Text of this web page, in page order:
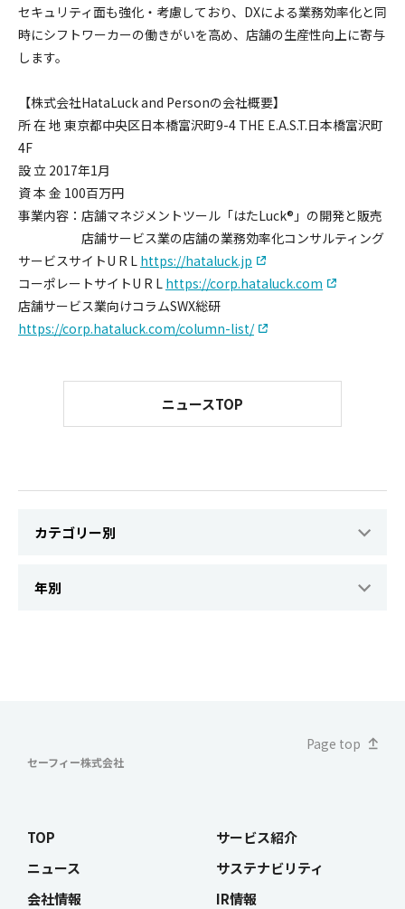
セキュリティ面も強化・考慮しており、DXによる業務効率化と同
時にシフトワーカーの働きがいを高め、店舗の生産性向上に寄与
します。
【株式会社HataLuck and Personの会社概要】
所 在 地 東京都中央区日本橋富沢町9-4 THE E.A.S.T.日本橋富沢町
4F
設 立 2017年1月
資 本 金 100百万円
事業内容： 店舗マネジメントツール「はたLuck®︎」の開発と販売
店舗サービス業の店舗の業務効率化コンサルティング
サービスサイトU R L https://hataluck.jp
コーポレートサイトU R L https://corp.hataluck.com
店舗サービス業向けコラムSWX総研
https://corp.hataluck.com/column-list/
ニュースTOP
セーフィー株式会社
Page top
TOP
ニュース
会社情報
サービス紹介
サステナビリティ
IR情報